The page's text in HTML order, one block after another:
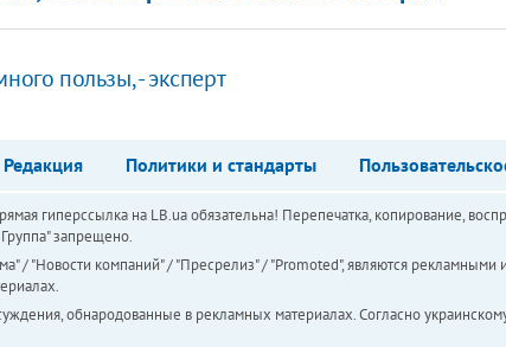
пользы, - эксперт
Редакция Политики и стандарты
гиперссылка на LB.ua обязательна! Перепечатка, копирование,
запрещено.
/ "Новости компаний" / "Пресрелиз" / "Promoted", являются рекламными
обнародованные в рекламных материалах. Согласно